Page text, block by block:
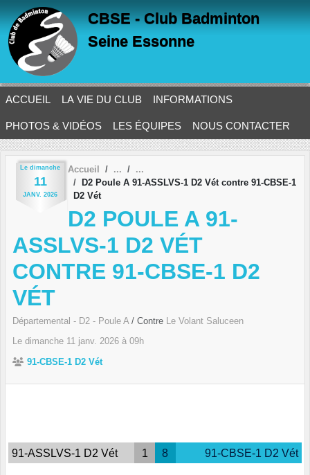
CBSE - Club Badminton
Seine Essonne
ACCUEIL LA VIE DU CLUB INFORMATIONS
PHOTOS & VIDÉOS LES ÉQUIPES NOUS CONTACTER
Le dimanche
11
JANV. 2026
Accueil
D2 Poule A 91-ASSLVS-1 D2 Vét contre 91-CBSE-1
D2 Vét
D2 POULE A 91-
ASSLVS-1 D2 VÉT
CONTRE 91-CBSE-1 D2
VÉT
Départemental - D2 - Poule A / Contre Le Volant Saluceen
Le dimanche 11 janv. 2026 à 09h
91-CBSE-1 D2 Vét
91-ASSLVS-1 D2 Vét 1 8 91-CBSE-1 D2 Vét
Panneau de gestion des cookies